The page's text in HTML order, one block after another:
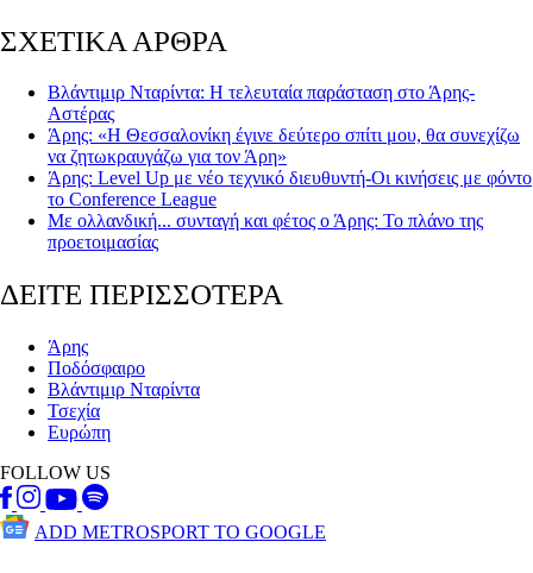
ΣΧΕΤΙΚΑ ΑΡΘΡΑ
Βλάντιμιρ Νταρίντα: Η τελευταία παράσταση στο Άρης-
Αστέρας
Άρης: «Η Θεσσαλονίκη έγινε δεύτερο σπίτι μου, θα συνεχίζω
να ζητωκραυγάζω για τον Άρη»
Άρης: Level Up με νέο τεχνικό διευθυντή-Οι κινήσεις με φόντο
το Conference League
Με ολλανδική... συνταγή και φέτος ο Άρης: Το πλάνο της
προετοιμασίας
ΔΕΙΤΕ ΠΕΡΙΣΣΟΤΕΡΑ
Άρης
Ποδόσφαιρο
Βλάντιμιρ Νταρίντα
Τσεχία
Ευρώπη
FOLLOW US
ADD METROSPORT TO GOOGLE